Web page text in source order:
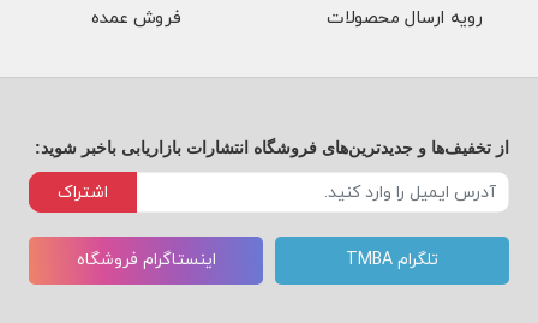
رویه ارسال محصولات فروش عمده
از تخفیف‌ها و جدیدترین‌های فروشگاه انتشارات بازاریابی باخبر شوید:
اشتراک
تلگرام TMBA اینستاگرام فروشگاه